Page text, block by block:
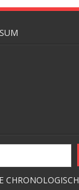
CHRONOLOGISCH